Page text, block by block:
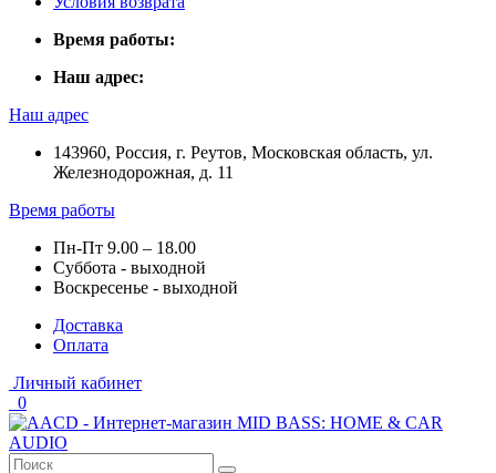
Время работы:
Наш адрес:
Наш адрес
143960, Россия, г. Реутов, Московская область, ул.
Железнодорожная, д. 11
Время работы
Пн-Пт 9.00 – 18.00
Суббота - выходной
Воскресенье - выходной
Доставка
Оплата
Личный кабинет
0